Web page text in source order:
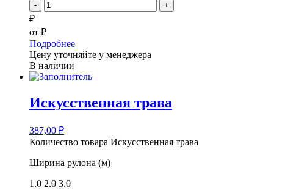
- +
₽
от ₽
Подробнее
Цену уточняйте у менеджера
В наличии
Искусственная трава
387,00 ₽
Количество товара Искусственная трава
Ширина рулона (м)
1.0 2.0 3.0